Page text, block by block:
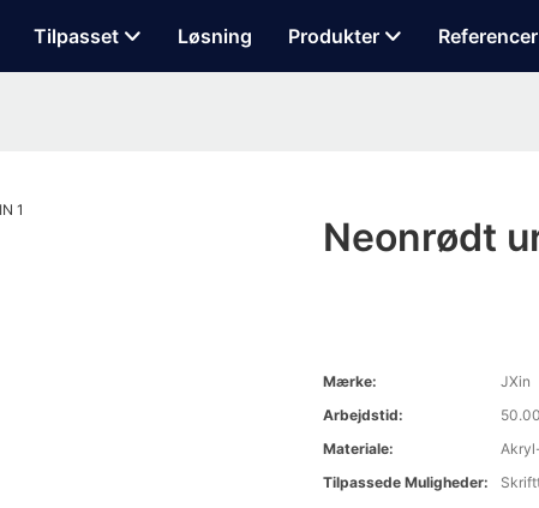
Tilpasset Løsning Produkter Referencer
Neonrødt
Mærke:
JXin
Arbejdstid:
Materiale:
Tilpassede Muligheder: